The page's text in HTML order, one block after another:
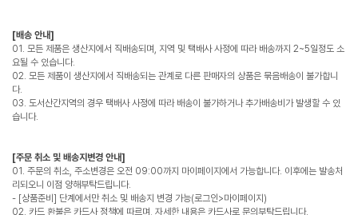
[배송 안내]
01. 모든 제품은 생산지에서 직배송되며, 지역 및 택배사 사정에 따라 배송까지 2~5일정도 소
요될 수 있습니다.
02. 모든 제품이 생산지에서 직배송되는 관계로 다른 판매자의 상품은 묶음배송이 불가합니
다.
03. 도서산간지역의 경우 택배사 사정에 따라 배송이 불가하거나 추가배송비가 발생할 수 있
습니다.
[주문 취소 및 배송지변경 안내]
01. 주문의 취소, 주소변경은 오전 09:00까지 마이페이지에서 가능합니다. 이후에는 발송처
리되오니 이점 양해부탁드립니다.
- [상품준비] 단계에서만 취소 및 배송지 변경 가능(로그인>마이페이지)
02. 카드 환불은 카드사 정책에 따르며, 자세한 내용은 카드사로 문의부탁드립니다.